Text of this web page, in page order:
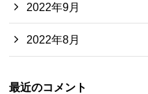
2022年9月
2022年8月
最近のコメント